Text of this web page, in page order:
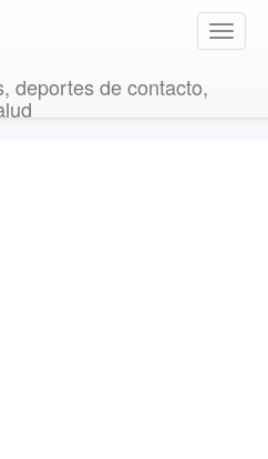
T
o
deportes de contacto,